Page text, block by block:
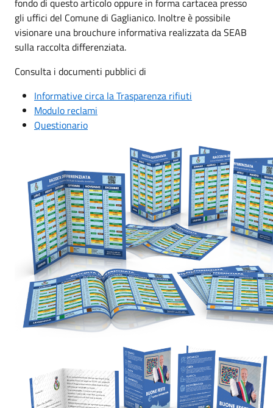
fondo di questo articolo oppure in forma cartacea presso
gli uffici del Comune di Gaglianico. Inoltre è possibile
visionare una brouchure informativa realizzata da SEAB
sulla raccolta differenziata.
Consulta i documenti pubblici di
Informative circa la Trasparenza rifiuti
Modulo reclami
Questionario